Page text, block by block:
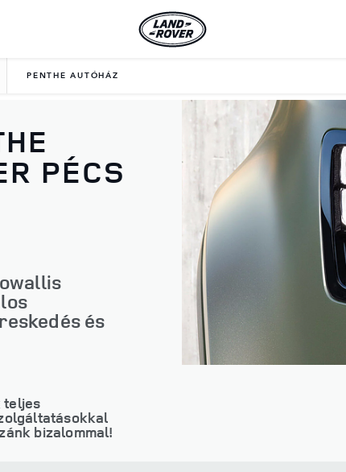
PENTHE AUTÓHÁZ
PÉCS
és
teljes
bizalommal!